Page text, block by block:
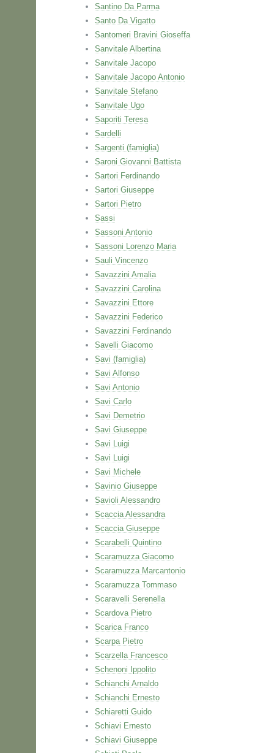
Santino Da Parma
Santo Da Vigatto
Santomeri Bravini Gioseffa
Sanvitale Albertina
Sanvitale Jacopo
Sanvitale Jacopo Antonio
Sanvitale Stefano
Sanvitale Ugo
Saporiti Teresa
Sardelli
Sargenti (famiglia)
Saroni Giovanni Battista
Sartori Ferdinando
Sartori Giuseppe
Sartori Pietro
Sassi
Sassoni Antonio
Sassoni Lorenzo Maria
Sauli Vincenzo
Savazzini Amalia
Savazzini Carolina
Savazzini Ettore
Savazzini Federico
Savazzini Ferdinando
Savelli Giacomo
Savi (famiglia)
Savi Alfonso
Savi Antonio
Savi Carlo
Savi Demetrio
Savi Giuseppe
Savi Luigi
Savi Luigi
Savi Michele
Savinio Giuseppe
Savioli Alessandro
Scaccia Alessandra
Scaccia Giuseppe
Scarabelli Quintino
Scaramuzza Giacomo
Scaramuzza Marcantonio
Scaramuzza Tommaso
Scaravelli Serenella
Scardova Pietro
Scarica Franco
Scarpa Pietro
Scarzella Francesco
Schenoni Ippolito
Schianchi Arnaldo
Schianchi Ernesto
Schiaretti Guido
Schiavi Ernesto
Schiavi Giuseppe